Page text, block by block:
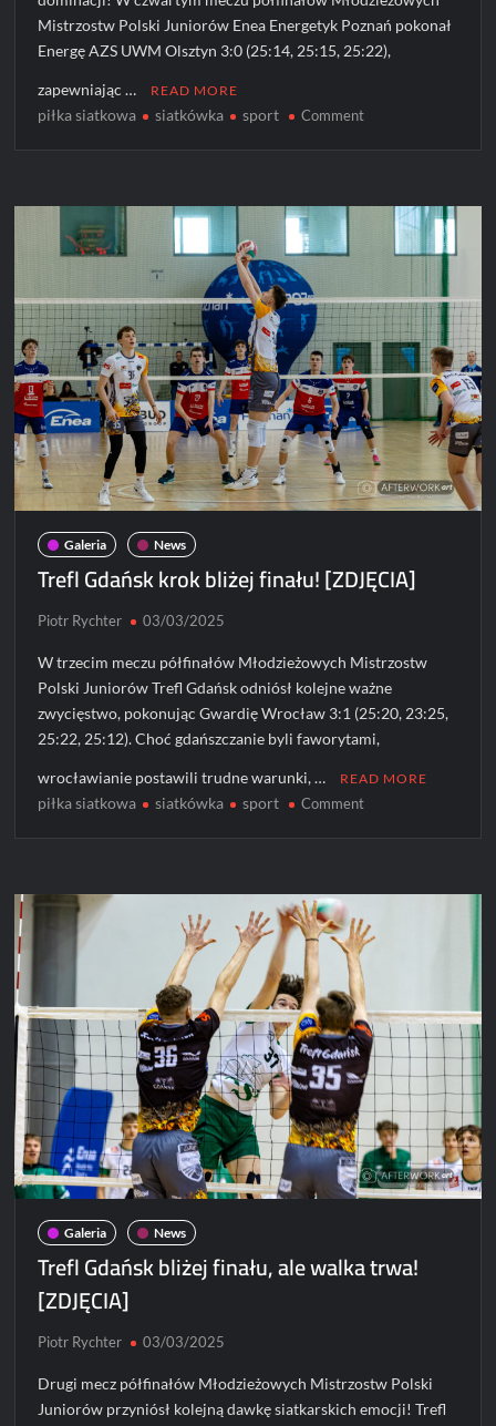
Mistrzostw Polski Juniorów Enea Energetyk Poznań pokonał
Energę AZS UWM Olsztyn 3:0 (25:14, 25:15, 25:22),
zapewniając … READ MORE
piłka siatkowa siatkówka sport Commenton
się
finale!
Galeria News
Trefl Gdańsk krok bliżej finału! [ZDJĘCIA]
Piotr Rychter 03/03/2025
W trzecim meczu półfinałów Młodzieżowych Mistrzostw
Polski Juniorów Trefl Gdańsk odniósł kolejne ważne
zwycięstwo, pokonując Gwardię Wrocław 3:1 (25:20, 23:25,
25:22, 25:12). Choć gdańszczanie byli faworytami,
wrocławianie postawili trudne warunki, … READ MORE
piłka siatkowa siatkówka sport Commenton
bliżej
finału!
[ZDJĘCIA]
Galeria News
Trefl Gdańsk bliżej finału, ale walka trwa!
[ZDJĘCIA]
Piotr Rychter 03/03/2025
Drugi mecz półfinałów Młodzieżowych Mistrzostw Polski
Juniorów przyniósł kolejną dawkę siatkarskich emocji! Trefl